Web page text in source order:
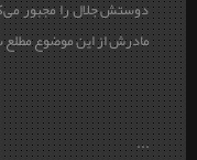
دوستش جلال را مجبور
مادرش از این موضوع
...